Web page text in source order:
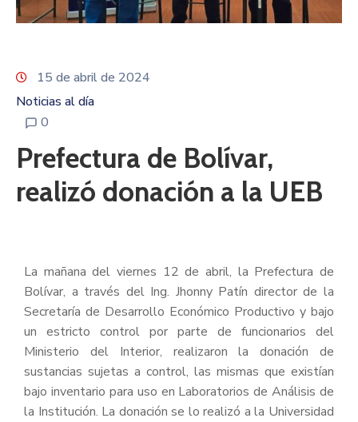
Contácto
15 de abril de 2024
Noticias al día
0
Prefectura de Bolívar,
realizó donación a la UEB
La mañana del viernes 12 de abril, la Prefectura de
Bolívar, a través del Ing. Jhonny Patín director de la
Secretaría de Desarrollo Económico Productivo y bajo
un estricto control por parte de funcionarios del
Ministerio del Interior, realizaron la donación de
sustancias sujetas a control, las mismas que existían
bajo inventario para uso en Laboratorios de Análisis de
la Institución. La donación se lo realizó a la Universidad